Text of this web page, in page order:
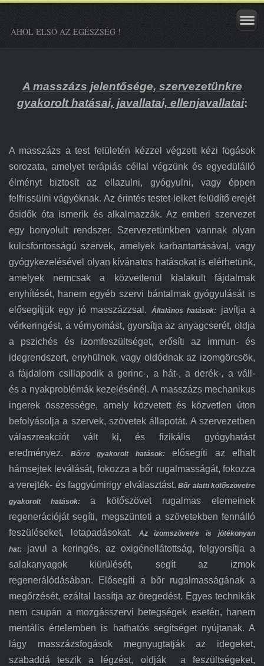
AHOL ELSŐ AZ EGÉSZSÉG !
A masszázs jelentősége, szervezetünkre
gyakorolt hatásai, javallatai, ellenjavallatai:
A masszázs a test felületén kézzel végzett kézi fogások
sorozata, amelyet terápiás céllal végzünk és egyedülálló
élményt biztosít az ellazulni, gyógyulni, vagy éppen
felfrissülni vágyóknak. Az érintés testet-lelket felüdítő erejét
ősidők óta ismerik és alkalmazzák. Az emberi szervezet
egy bonyolult rendszer. Szervezetünkben vannak olyan
kulcsfontosságú szervek, amelyek karbantartásával, vagy
gyógykezelésével olyan kívánatos hatásokat is elérhetünk,
amelyek nemcsak a közvetlenül kialakult fájdalmak
enyhítését, hanem egyéb szervi bántalmak gyógyulását is
elősegítjük egy jó masszázzsal.
Általános hatások:
javítja a
vérkeringést, a vérnyomást, gyorsítja az anyagcserét, oldja
a pszichés és izomfeszültséget, erősíti az immun- és
idegrendszert, enyhülnek, vagy oldódnak az izomgörcsök,
a fájdalom csillapodik a gerinc-, a hát-, a derék-, a váll-
és a nyakproblémák kezelésénél. A masszázs mechanikus
ingerek összessége, amely közvetett és közvetlen úton
befolyásolja a szervek, szövetek állapotát. A szervezetben
válaszreakciót vált ki, és fizikális gyógyhatást
eredményez.
Bőrre gyakorolt hatások:elősegíti az elhalt
hámsejtek leválását, fokozza a bőr rugalmasságát, fokozza
a verejték- és faggyúmirigy elválasztást. Bőr alatti kötőszövetre
gyakorolt hatások:a kötőszövet rugalmas elemeinek
regenerációját segíti, megszünteti a szövetekben fennálló
feszüléseket, letapadásokat.
Az izomszövetre is jótékonyan
hat:javul a keringés, az oxigénellátottság, felgyorsítja a
salakanyagok kiürülését, segít az izmok
regenerálódásában. Elősegíti a bőr rugalmasságának a
megőrzését, ezáltal lassítja az öregedést. Egyes technikák
nem csupán a mozgásszervi betegségek esetén, hanem
mentális értelemben is hathatós segítséget nyújtanak. A
lágy masszázsfogások megnyugtatják az idegeket,
szabaddá teszik a légzést, oldják a feszültségeket,